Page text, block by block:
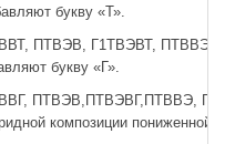
букву «Т».
ПТВЭВ, Г1ТВЭВТ, ПТВВЭ
букву «Г».
ПТВЭВ,ПТВЭВГ,ПТВВЭ,
композиции пониженной